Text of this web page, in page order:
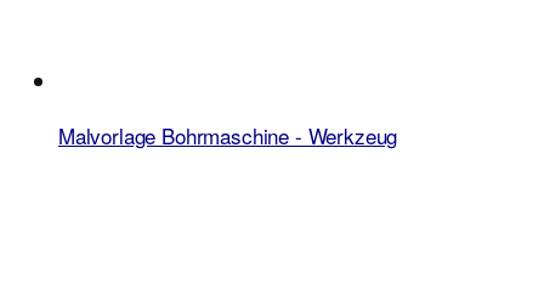
Malvorlage Bohrmaschine - Werkzeug